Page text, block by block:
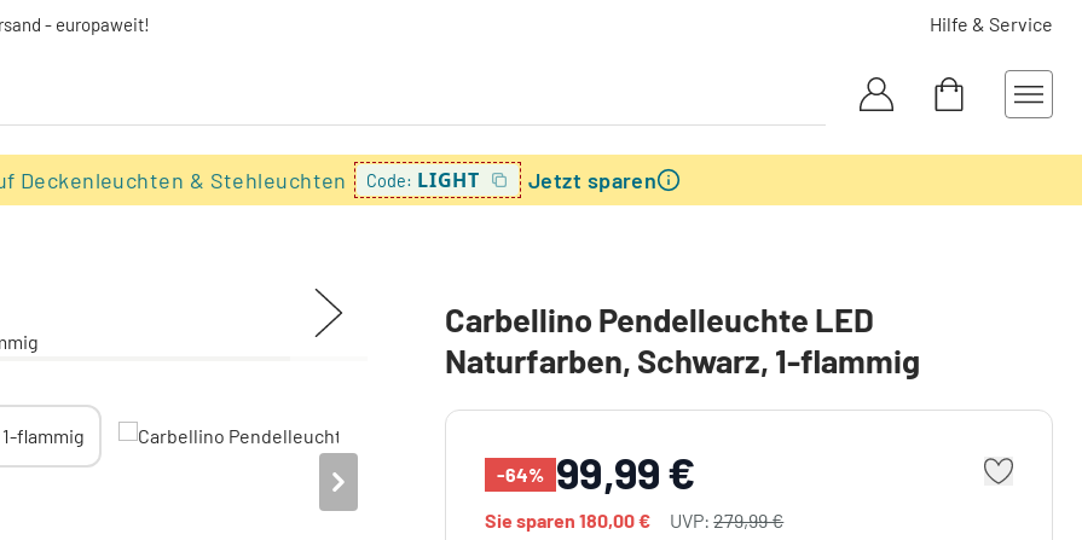
- europaweit! Hilfe & Service
Deckenleuchten & Stehleuchten Code: LIGHT Jetzt sparen
Carbellino Pendelleuchte LED
Naturfarben, Schwarz, 1-flammig
-64% 99,99 €
Sie sparen180,00 € UVP:279,99 €